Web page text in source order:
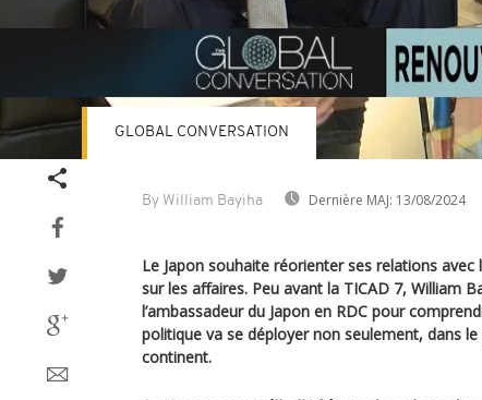
By William Bayiha Dernière MAJ: 13/08/2024
GLOBAL CONVERSATION
Le Japon souhaite réorienter ses relations avec
sur les affaires. Peu avant la TICAD 7, William
l’ambassadeur du Japon en RDC pour
politique va se déployer non seulement, dans
continent.